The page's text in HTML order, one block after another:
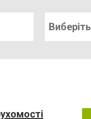
Виберіть